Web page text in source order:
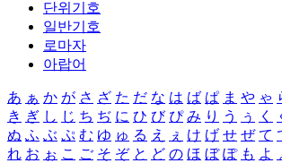
단위기호
일반기호
로마자
아랍어
あ ぁ か が さ ざ た だ な は ば ぱ ま や ゃ
き ぎ し じ ち ぢ に ひ び ぴ み り う ぅ く
ぬ ふ ぶ ぷ む ゆ ゅ る え ぇ け げ せ ぜ て
れ お ぉ こ ご そ ぞ と ど の ほ ぼ ぽ も よ